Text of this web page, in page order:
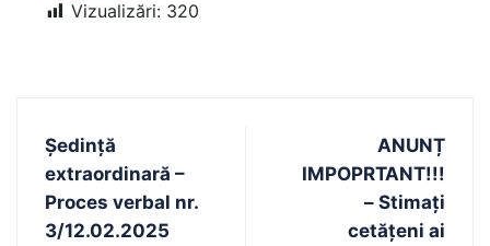
Vizualizări: 320
Ședință
extraordinară –
Proces verbal nr.
3/12.02.2025
ANUNȚ
IMPOPRTANT!!!
– Stimați
cetățeni ai